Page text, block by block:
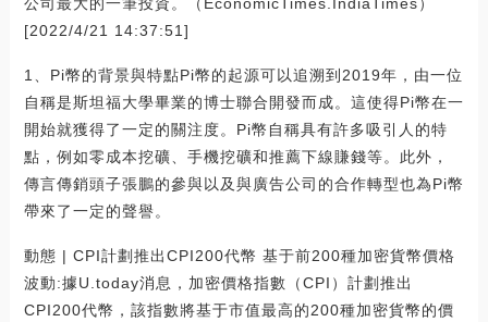
公司最大的一筆投資。（EconomicTimes.IndiaTimes）
[2022/4/21 14:37:51]
1、Pi幣的背景與特點Pi幣的起源可以追溯到2019年，由一位
自稱是斯坦福大學畢業的博士聯合開發而成。這使得Pi幣在一
開始就獲得了一定的關注度。Pi幣自稱具有許多吸引人的特
點，例如零成本挖礦、手機挖礦和推薦下線賺錢等。此外，
傳言傳銷頭子張鵬的參與以及與廣告公司的合作轉型也為Pi幣
帶來了一定的聲譽。
動態 | CPI計劃推出CPI200代幣 基于前200種加密貨幣價格
波動:據U.today消息，加密價格指數（CPI）計劃推出
CPI200代幣，該指數將基于市值最高的200種加密貨幣的價